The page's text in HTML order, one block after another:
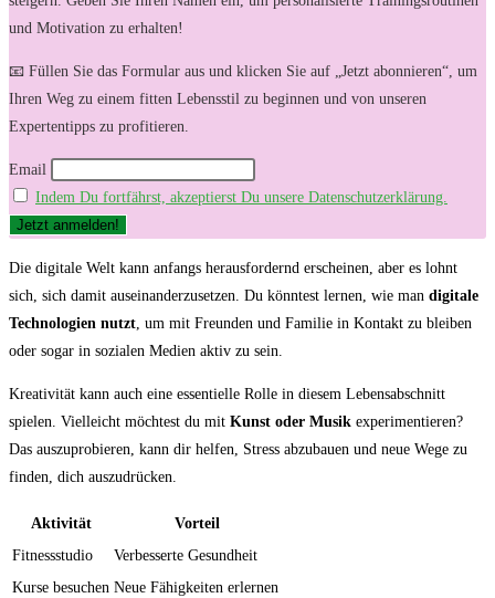
und Motivation zu erhalten!
📧 Füllen Sie das Formular aus und klicken Sie auf „Jetzt abonnieren“, um
Ihren Weg zu einem fitten Lebensstil zu beginnen und von unseren
Expertentipps zu profitieren.
Email
Indem Du fortfährst, akzeptierst Du unsere Datenschutzerklärung.
Die digitale Welt kann ⁣anfangs herausfordernd erscheinen, aber es ​lohnt
sich, sich damit auseinanderzusetzen. Du könntest‌ lernen, wie man digitale
Technologien nutzt, ⁢um mit Freunden und Familie in Kontakt zu bleiben⁣
oder ⁣sogar in sozialen Medien‌ aktiv zu sein.
Kreativität kann auch eine essentielle Rolle in diesem ‌Lebensabschnitt
spielen.⁣ Vielleicht möchtest du⁢ mit‍ Kunst ​oder⁢ Musik experimentieren?
Das auszuprobieren, kann​ dir helfen, Stress abzubauen und neue ⁤Wege zu
finden, dich auszudrücken.
Aktivität
Vorteil
Fitnessstudio
Verbesserte Gesundheit
Kurse besuchen Neue Fähigkeiten erlernen